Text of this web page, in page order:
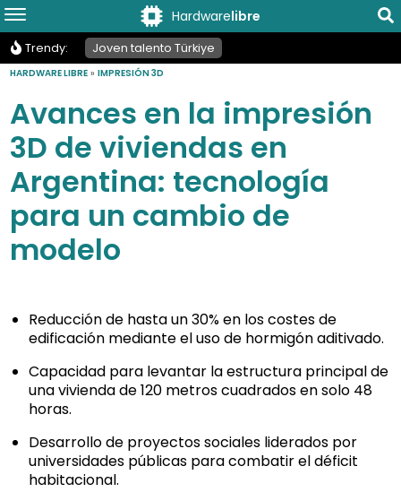
Hardwarelibre
Trendy: Joven talento Türkiye
HARDWARE LIBRE »IMPRESIÓN 3D
Avances en la impresión
3D de viviendas en
Argentina: tecnología
para un cambio de
modelo
Reducción de hasta un 30% en los costes de
edificación mediante el uso de hormigón aditivado.
Capacidad para levantar la estructura principal de
una vivienda de 120 metros cuadrados en solo 48
horas.
Desarrollo de proyectos sociales liderados por
universidades públicas para combatir el déficit
habitacional.